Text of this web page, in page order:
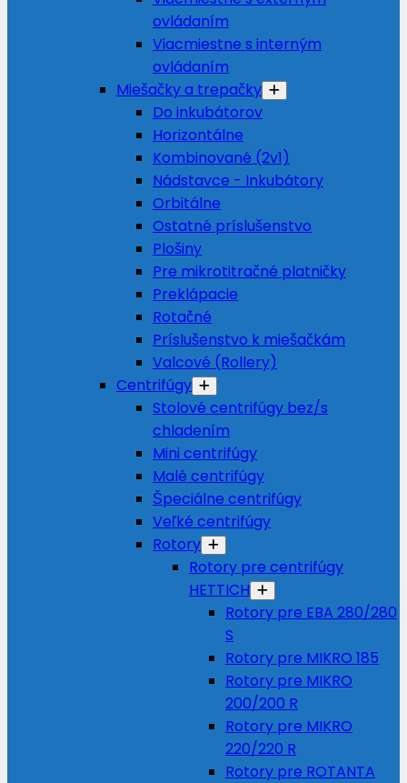
ovládaním
Viacmiestne s interným
ovládaním
Miešačky a trepačky
Do inkubátorov
Horizontálne
Kombinované (2v1)
Nádstavce - Inkubátory
Orbitálne
Ostatné príslušenstvo
Plošiny
Pre mikrotitračné platničky
Preklápacie
Rotačné
Príslušenstvo k miešačkám
Valcové (Rollery)
Centrifúgy
Stolové centrifúgy bez/s
chladením
Mini centrifúgy
Malé centrifúgy
Špeciálne centrifúgy
Veľké centrifúgy
Rotory
Rotory pre centrifúgy
HETTICH
Rotory pre EBA 280/280
S
Rotory pre MIKRO 185
Rotory pre MIKRO
200/200 R
Rotory pre MIKRO
220/220 R
Rotory pre ROTANTA